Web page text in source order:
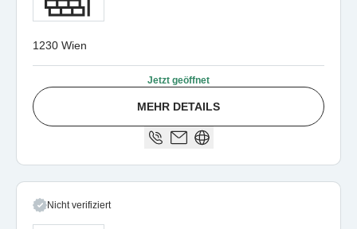
1230 Wien
Jetzt geöffnet
MEHR DETAILS
Nicht verifiziert